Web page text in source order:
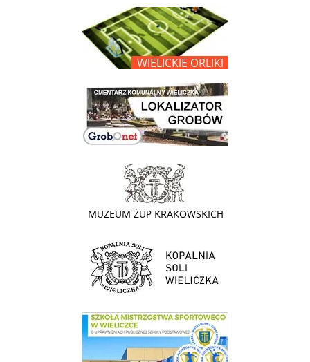
link do opisu projektu Wielickie Orliki
link do lokalizatora grobów na wielickim cmentarzu - grobnet
link do strony - Muzeum Żup Krakowskich Wieliczka
link do strony Kopalni Soli Wieliczka
link do SMS Wieliczka